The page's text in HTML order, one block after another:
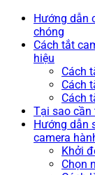
Hướng dẫn
chóng
Cách tắt
hiệu
Cách
Cách
Cách
Tại sao cần
Hướng dẫn
camera
Khởi
Chọn